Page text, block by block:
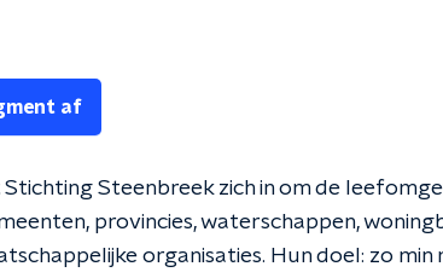
af
Stichting Steenbreek zich in om de
provincies, waterschappen,
organisaties. Hun doel: zo min